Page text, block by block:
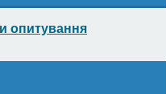
опитування